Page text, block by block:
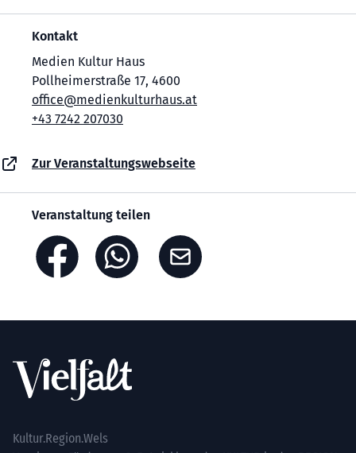
Kontakt
Medien Kultur Haus
Pollheimerstraße 17, 4600
office@medienkulturhaus.at
+43 7242 207030
Zur Veranstaltungswebseite
Veranstaltung teilen
Kultur.Region.Wels